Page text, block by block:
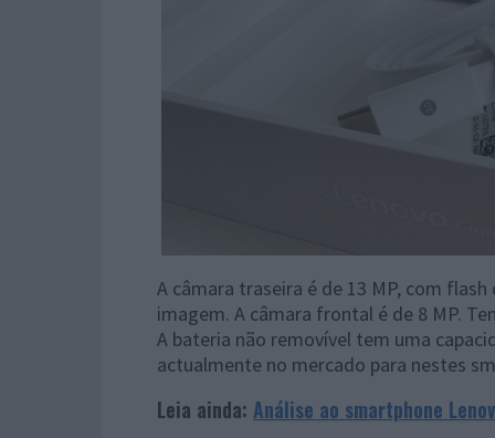
A câmara traseira é de 13 MP, com
imagem. A câmara frontal é de 8 MP.
A bateria não removível tem uma
actualmente no mercado para nestes
Leia ainda: Análise ao smartphone